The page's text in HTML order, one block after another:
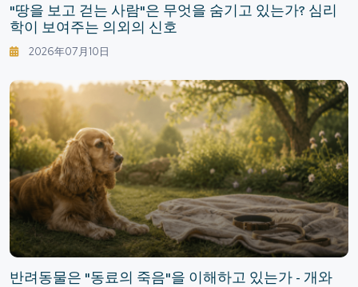
"땅을 보고 걷는 사람"은 무엇을 숨기고 있는가? 심리
학이 보여주는 의외의 신호
2026年07月10日
반려동물은 "동료의 죽음"을 이해하고 있는가 - 개와